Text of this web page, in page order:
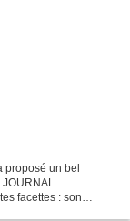
proposé un bel
facettes : son